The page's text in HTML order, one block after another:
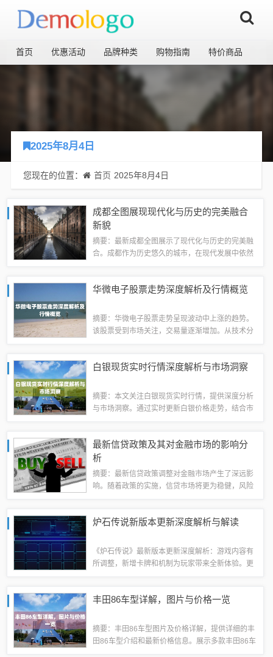
首页 优惠活动 品牌种类 购物指南 特价商品
2025年8月4日
您现在的位置： 首页 2025年8月4日
成都全图展现现代化与历史的完美融合
新貌
摘要：最新成都全图展示了现代化与历史的完美融
合。成都作为历史悠久的城市，在现代发展中依然
成都全图，可以一览成都的繁华景象，感受这...
华微电子股票走势深度解析及行情概览
摘要：华微电子股票走势呈现波动中上涨的趋势。
该股票受到市场关注，交易量逐渐增加。从技术分
定，市场前景广阔，股票走势受到行业发展趋...
白银现货实时行情深度解析与市场洞察
摘要：本文关注白银现货实时行情，提供深度分析
与市场洞察。通过实时更新白银价格走势，结合市
明智的投资决策。关键词：白银现货、实时行...
最新信贷政策及其对金融市场的影响分
析
摘要：最新信贷政策调整对金融市场产生了深远影
响。随着政策的实施，信贷市场将更为稳健，风险
影响包括信贷市场的利率水平、信贷规模以及...
炉石传说新版本更新深度解析与解读
《炉石传说》最新版本更新深度解析：游戏内容有
所调整，新增卡牌和机制为玩家带来全新体验。更
和竞技性，满足广大玩家的期待。具体更新内...
丰田86车型详解，图片与价格一览
摘要：丰田86车型图片及价格详解，提供详细的丰
田86车型介绍和最新价格信息。展示多款丰田86车